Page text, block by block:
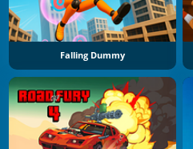
Falling Dummy